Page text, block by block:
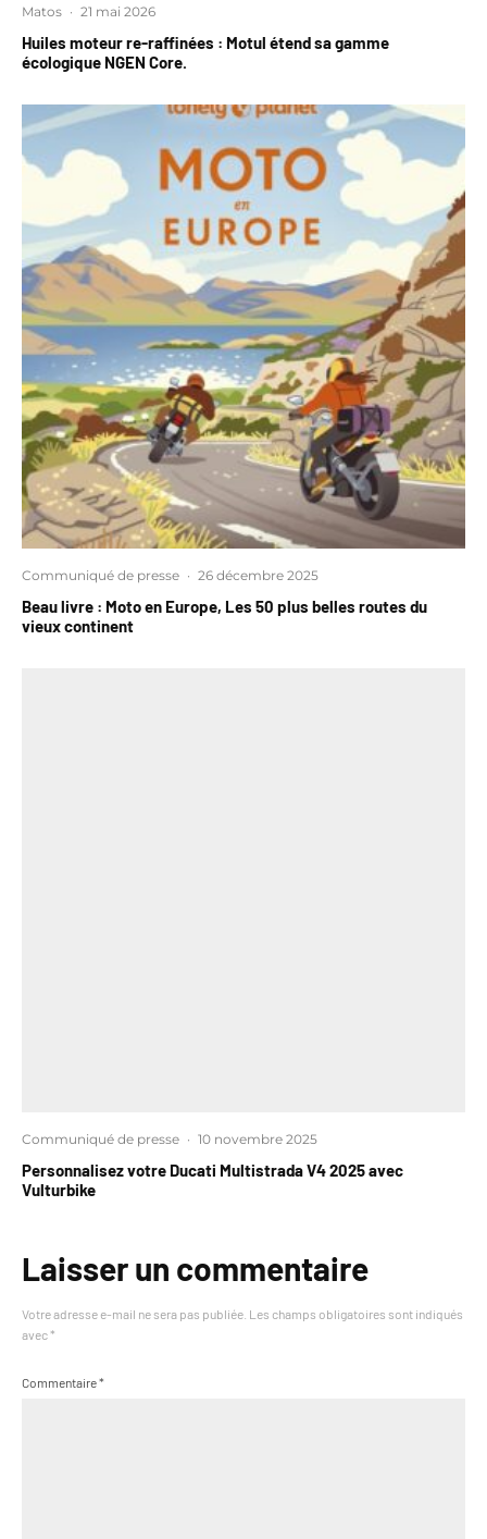
Matos · 21 mai 2026
Huiles moteur re-raffinées : Motul étend sa gamme
écologique NGEN Core.
Communiqué de presse · 26 décembre 2025
Beau livre : Moto en Europe, Les 50 plus belles routes du
vieux continent
Communiqué de presse · 10 novembre 2025
Personnalisez votre Ducati Multistrada V4 2025 avec
Vulturbike
Laisser un commentaire
Votre adresse e-mail ne sera pas publiée. Les champs obligatoires sont indiqués
avec *
Commentaire*